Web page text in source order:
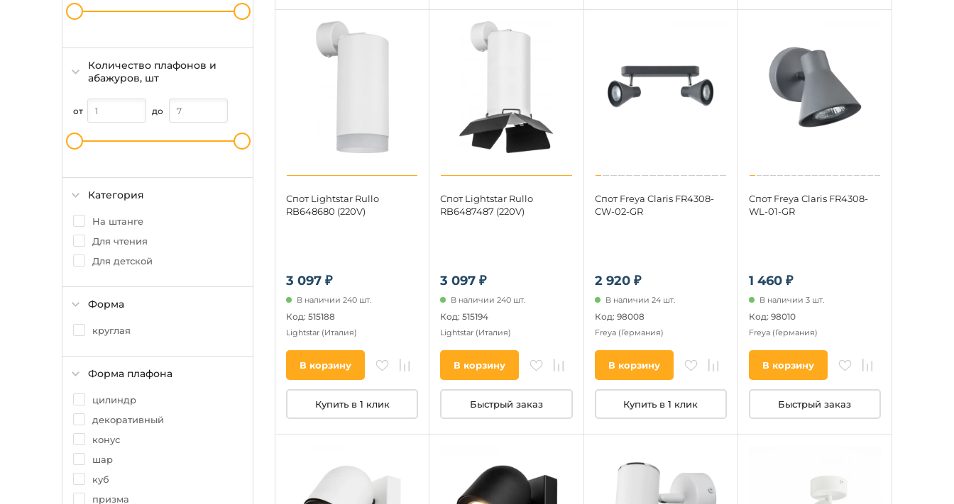
Количество плафонов и
абажуров, шт
от до
Категория
На штанге
Для чтения
Для детской
Форма
круглая
Форма плафона
цилиндр
декоративный
конус
шар
куб
призма
3 097 ₽
Спот Lightstar Rullo
RB648680 (220V)
В наличии 240 шт.
Код: 515188
Lightstar (Италия)
В корзину
Купить в 1 клик
3 097 ₽
Спот Lightstar Rullo
RB6487487 (220V)
В наличии 240 шт.
Код: 515194
Lightstar (Италия)
В корзину
Быстрый заказ
2 920 ₽
Спот Freya Claris FR4308-
CW-02-GR
В наличии 24 шт.
Код: 98008
Freya (Германия)
В корзину
Купить в 1 клик
1 460 ₽
Спот Freya Claris FR4308-
WL-01-GR
В наличии 3 шт.
Код: 98010
Freya (Германия)
В корзину
Быстрый заказ